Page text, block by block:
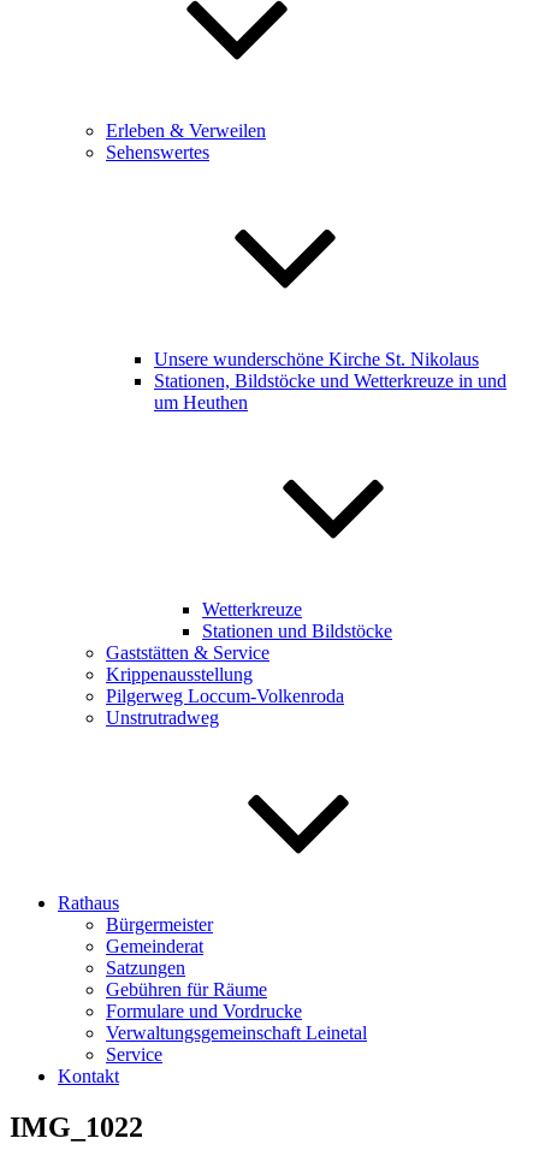
Erleben & Verweilen
Sehenswertes
Unsere wunderschöne Kirche St. Nikolaus
Stationen, Bildstöcke und Wetterkreuze in und
um Heuthen
Wetterkreuze
Stationen und Bildstöcke
Gaststätten & Service
Krippenausstellung
Pilgerweg Loccum-Volkenroda
Unstrutradweg
Rathaus
Bürgermeister
Gemeinderat
Satzungen
Gebühren für Räume
Formulare und Vordrucke
Verwaltungsgemeinschaft Leinetal
Service
Kontakt
IMG_1022